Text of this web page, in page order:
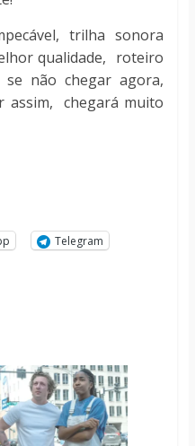
trilha sonora
qualidade, roteiro
não chegar agora,
assim, chegará muito
Telegram